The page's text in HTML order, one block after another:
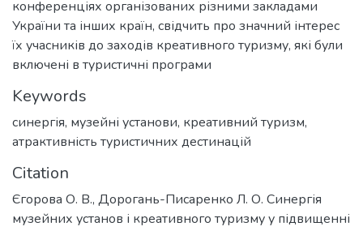
конференціях організованих різними закладами
України та інших країн, свідчить про значний інтерес
їх учасників до заходів креативного туризму, які були
включені в туристичні програми
Keywords
синергія, музейні установи, креативний туризм,
атрактивність туристичних дестинацій
Citation
Єгорова О. В., Дорогань-Писаренко Л. О. Синергія
музейних установ і креативного туризму у підвищенні